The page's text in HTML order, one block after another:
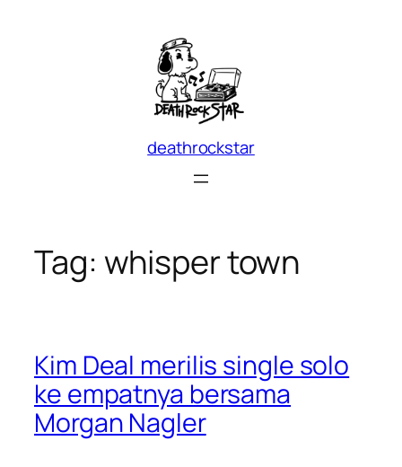
deathrockstar
Tag: whisper town
Kim Deal merilis single solo
ke empatnya bersama
Morgan Nagler